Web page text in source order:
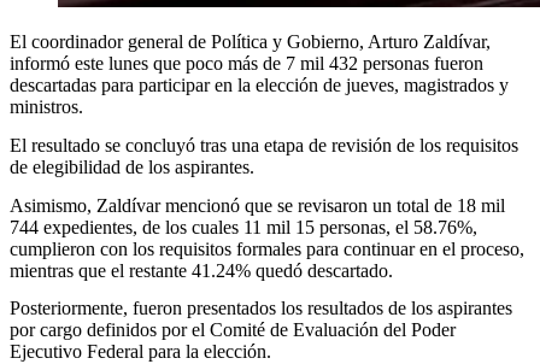
El coordinador general de Política y Gobierno, Arturo Zaldívar,
informó este lunes que poco más de 7 mil 432 personas fueron
descartadas para participar en la elección de jueves, magistrados y
ministros.
El resultado se concluyó tras una etapa de revisión de los requisitos
de elegibilidad de los aspirantes.
Asimismo, Zaldívar mencionó que se revisaron un total de 18 mil
744 expedientes, de los cuales 11 mil 15 personas, el 58.76%,
cumplieron con los requisitos formales para continuar en el proceso,
mientras que el restante 41.24% quedó descartado.
Posteriormente, fueron presentados los resultados de los aspirantes
por cargo definidos por el Comité de Evaluación del Poder
Ejecutivo Federal para la elección.